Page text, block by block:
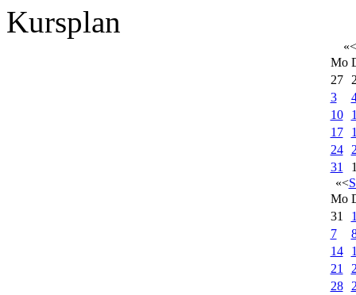
Kursplan
«<
Mo
27
3
10
17
24
31
«<
Mo
31
7
14
21
28